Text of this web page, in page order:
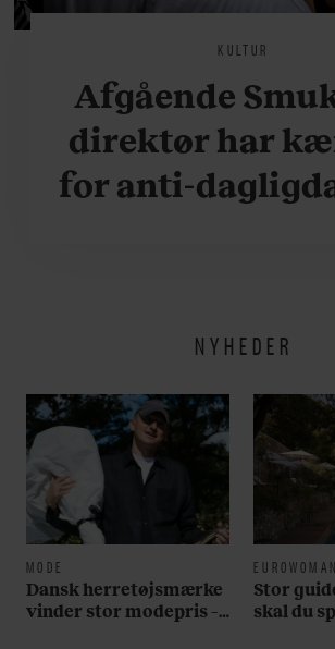
KULTUR
Afgående
direktør har
for anti-
NYHEDER
MODE
Dansk herretøjsmærke
vinder stor modepris –
EUROWOMAN
Stor
skal du